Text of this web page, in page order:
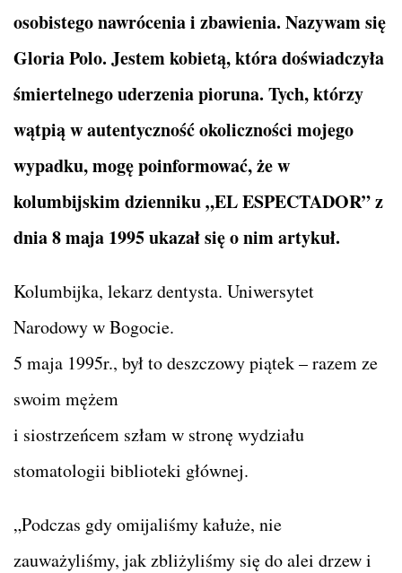
osobistego nawrócenia i zbawienia. Nazywam się
Gloria Polo. Jestem kobietą, która doświadczyła
śmiertelnego uderzenia pioruna. Tych, którzy
wątpią w autentyczność okoliczności mojego
wypadku, mogę poinformować, że w
kolumbijskim dzienniku „EL ESPECTADOR” z
dnia 8 maja 1995 ukazał się o nim artykuł.
Kolumbijka, lekarz dentysta. Uniwersytet
Narodowy w Bogocie.
5 maja 1995r., był to deszczowy piątek – razem ze
swoim mężem
i siostrzeńcem szłam w stronę wydziału
stomatologii biblioteki głównej.
„Podczas gdy omijaliśmy kałuże, nie
zauważyliśmy, jak zbliżyliśmy się do alei drzew i